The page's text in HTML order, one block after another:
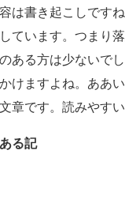
は書き起こしです
ています。つまり
ある方は少ないで
けますよね。ああ
章です。読みやすい
る記